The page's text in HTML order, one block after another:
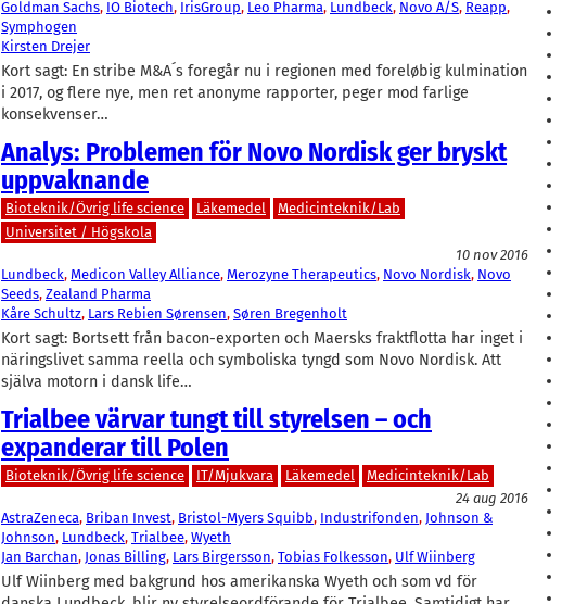
Goldman Sachs, IO Biotech, IrisGroup, Leo Pharma, Lundbeck, Novo A/S, Reapp
Symphogen
Kirsten Drejer
Kort sagt: En stribe M&A´s foregår nu i regionen med foreløbig kulmination
i 2017, og flere nye, men ret anonyme rapporter, peger mod farlige
konsekvenser…
Analys: Problemen för Novo Nordisk ger bryskt
uppvaknande
Bioteknik/Övrig life science Läkemedel
Medicinteknik/Lab
Universitet / Högskola
10 nov 2016
Lundbeck, Medicon Valley Alliance, Merozyne Therapeutics, Novo Nordisk, Novo
Seeds, Zealand Pharma
Kåre Schultz, Lars Rebien Sørensen, Søren Bregenholt
Kort sagt: Bortsett från bacon-exporten och Maersks fraktflotta har inget i
näringslivet samma reella och symboliska tyngd som Novo Nordisk. Att
själva motorn i dansk life…
Trialbee värvar tungt till styrelsen – och
expanderar till Polen
Bioteknik/Övrig life science IT/Mjukvara Läkemedel
Medicinteknik/Lab
24 aug 2016
AstraZeneca, Briban Invest, Bristol-Myers Squibb, Industrifonden, Johnson &
Johnson, Lundbeck, Trialbee, Wyeth
Jan Barchan, Jonas Billing, Lars Birgersson, Tobias Folkesson, Ulf Wiinberg
Ulf Wiinberg med bakgrund hos amerikanska Wyeth och som vd för